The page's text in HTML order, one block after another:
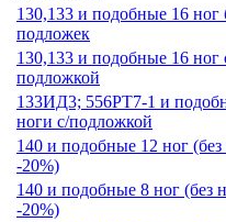
130,133 и подобные 16 ног
подложек
130,133 и подобные 16 ног
подложкой
133ИД3; 556РТ7-1 и
ноги с/подложкой
140 и подобные 12 ног (без
-20%)
140 и подобные 8 ног (без
-20%)